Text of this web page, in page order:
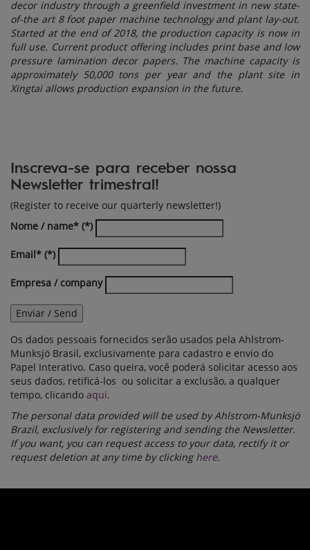
decor industry through a greenfield investment in new state-
of-the art 8 foot paper machine technology and plant lay-out.
Started at the end of 2018, the production capacity is now in
full use. Current product offering includes print base and low
pressure lamination decor papers. The machine capacity is
approximately 50,000 tons per year and the plant site in
Xingtai allows production expansion in the future.
Inscreva-se para receber nossa
Newsletter trimestral!
(Register to receive our quarterly newsletter!)
Nome / name*
Email*
Empresa / company
Enviar / Send
Os dados pessoais fornecidos serão usados pela Ahlstrom-
Munksjö Brasil, exclusivamente para cadastro e envio do
Papel Interativo. Caso queira, você poderá solicitar acesso aos
seus dados, retificá-los ou solicitar a exclusão, a qualquer
tempo, clicando aqui.
The personal data provided will be used by Ahlstrom-Munksjö
Brazil, exclusively for registering and sending the Newsletter.
If you want, you can request access to your data, rectify it or
request deletion at any time by clicking here.